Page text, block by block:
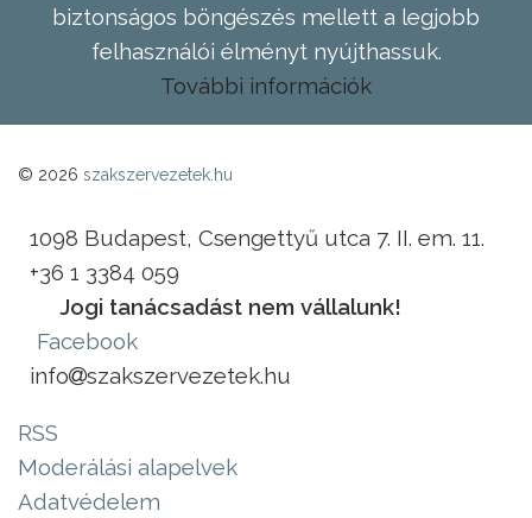
biztonságos böngészés mellett a legjobb
felhasználói élményt nyújthassuk.
További információk
© 2026 szakszervezetek.hu
1098 Budapest, Csengettyű utca 7. II. em. 11.
+36 1 3384 059
Jogi tanácsadást nem vállalunk!
Facebook
info
szakszervezetek.hu
RSS
Moderálási alapelvek
Adatvédelem